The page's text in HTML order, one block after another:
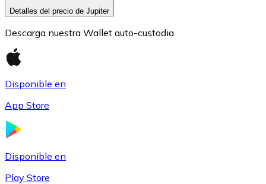
Detalles del precio de Jupiter
Descarga nuestra Wallet auto-custodia
Disponible en
App Store
Disponible en
Play Store